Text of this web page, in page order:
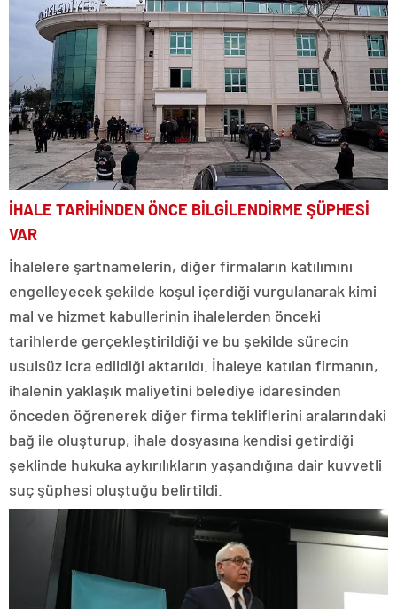
İHALE TARİHİNDEN ÖNCE BİLGİLENDİRME ŞÜPHESİ
VAR
İhalelere şartnamelerin, diğer firmaların katılımını
engelleyecek şekilde koşul içerdiği vurgulanarak kimi
mal ve hizmet kabullerinin ihalelerden önceki
tarihlerde gerçekleştirildiği ve bu şekilde sürecin
usulsüz icra edildiği aktarıldı. İhaleye katılan firmanın,
ihalenin yaklaşık maliyetini belediye idaresinden
önceden öğrenerek diğer firma tekliflerini aralarındaki
bağ ile oluşturup, ihale dosyasına kendisi getirdiği
şeklinde hukuka aykırılıkların yaşandığına dair kuvvetli
suç şüphesi oluştuğu belirtildi.